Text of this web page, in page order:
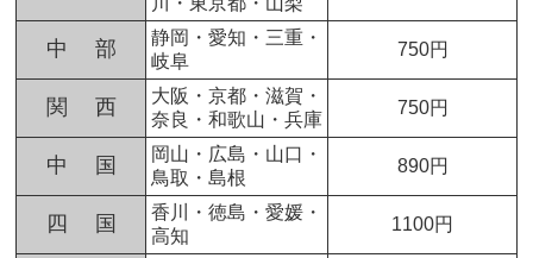
中 部
静岡・愛知・三重・
岐阜
750円
関 西
大阪・京都・滋賀・
奈良・和歌山・兵庫
750円
中 国
岡山・広島・山口・
鳥取・島根
890円
四 国
香川・徳島・愛媛・
高知
1100円